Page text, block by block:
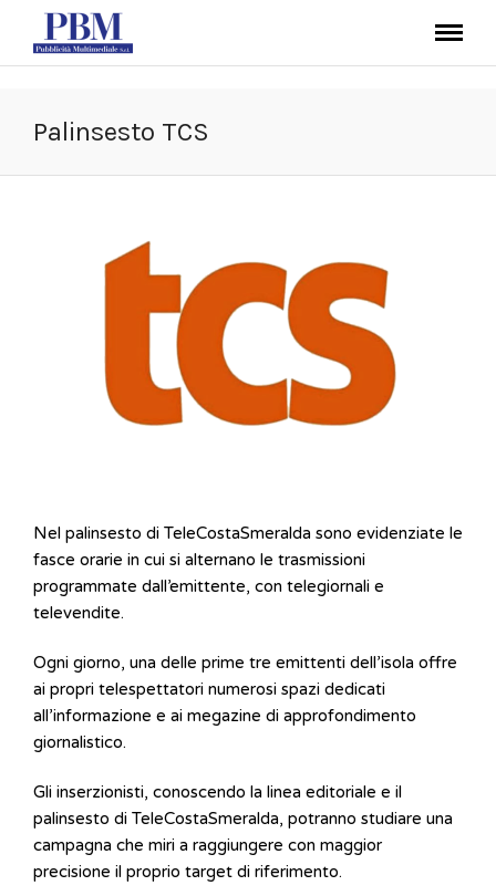
Palinsesto TCS
Nel palinsesto di TeleCostaSmeralda sono evidenziate le
fasce orarie in cui si alternano le trasmissioni
programmate dall’emittente, con telegiornali e
televendite.
Ogni giorno, una delle prime tre emittenti dell’isola offre
ai propri telespettatori numerosi spazi dedicati
all’informazione e ai megazine di approfondimento
giornalistico.
Gli inserzionisti, conoscendo la linea editoriale e il
palinsesto di TeleCostaSmeralda, potranno studiare una
campagna che miri a raggiungere con maggior
precisione il proprio target di riferimento.